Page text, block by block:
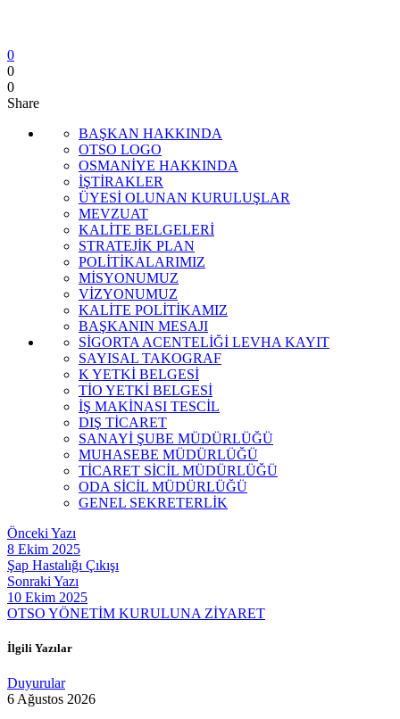
0
0
0
Share
BAŞKAN HAKKINDA
OTSO LOGO
OSMANİYE HAKKINDA
İŞTİRAKLER
ÜYESİ OLUNAN KURULUŞLAR
MEVZUAT
KALİTE BELGELERİ
STRATEJİK PLAN
POLİTİKALARIMIZ
MİSYONUMUZ
VİZYONUMUZ
KALİTE POLİTİKAMIZ
BAŞKANIN MESAJI
SİGORTA ACENTELİĞİ LEVHA KAYIT
SAYISAL TAKOGRAF
K YETKİ BELGESİ
TİO YETKİ BELGESİ
İŞ MAKİNASI TESCİL
DIŞ TİCARET
SANAYİ ŞUBE MÜDÜRLÜĞÜ
MUHASEBE MÜDÜRLÜĞÜ
TİCARET SİCİL MÜDÜRLÜĞÜ
ODA SİCİL MÜDÜRLÜĞÜ
GENEL SEKRETERLİK
Önceki Yazı
8 Ekim 2025
Şap Hastalığı Çıkışı
Sonraki Yazı
10 Ekim 2025
OTSO YÖNETİM KURULUNA ZİYARET
İlgili Yazılar
Duyurular
6 Ağustos 2026